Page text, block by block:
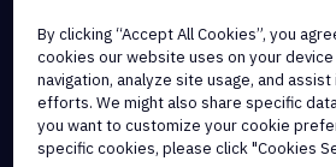
Conditions d'utilisation
Politique de cookies
Politique de copyright
Toutes les conditions et politiques
By clicking “Accept All Cookies”, you
cookies our website uses on your
navigation, analyze site usage, and
efforts. We might also share specific
you want to customize your cookie
specific cookies, please click "Cookies